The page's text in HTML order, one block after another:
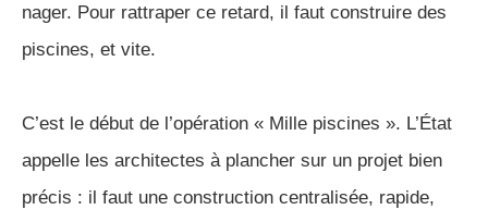
nager. Pour rattraper ce retard, il faut construire des
piscines, et vite.
C’est le début de l’opération « Mille piscines ». L’État
appelle les architectes à plancher sur un projet bien
précis : il faut une construction centralisée, rapide,